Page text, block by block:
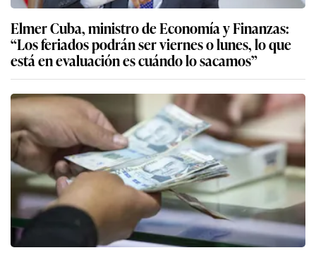
Elmer Cuba, ministro de Economía y Finanzas:
“Los feriados podrán ser viernes o lunes, lo que
está en evaluación es cuándo lo sacamos”